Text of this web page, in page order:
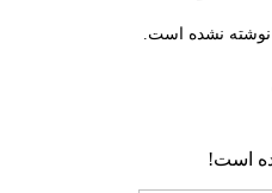
نشده است.
است!